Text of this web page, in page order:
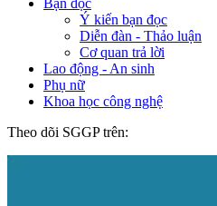
Ý kiến bạn đọc
Diễn đàn - Thảo luận
Cơ quan trả lời
Lao động - An sinh
Phụ nữ
Khoa học công nghệ
Theo dõi SGGP trên: